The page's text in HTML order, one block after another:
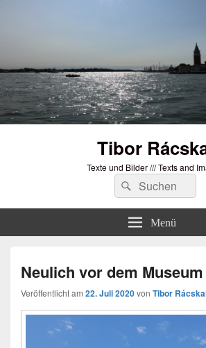
Tibor
Texte und Bilder /// Texts and
Suchen
nach:
Suchen
Menü
Neulich vor dem Museum
Veröffentlicht am 22. Juli 2020von Tibor